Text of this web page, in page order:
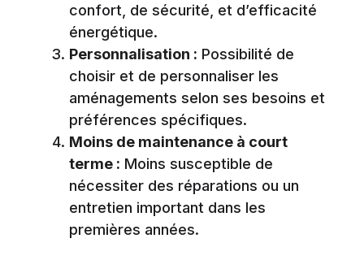
confort, de sécurité, et d’efficacité
énergétique.
Personnalisation : Possibilité de
choisir et de personnaliser les
aménagements selon ses besoins et
préférences spécifiques.
Moins de maintenance à court
terme : Moins susceptible de
nécessiter des réparations ou un
entretien important dans les
premières années.